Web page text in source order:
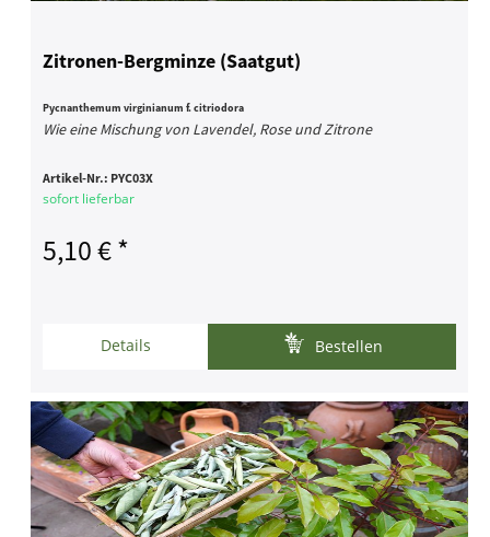
Zitronen-Bergminze (Saatgut)
Pycnanthemum virginianum f. citriodora
Wie eine Mischung von Lavendel, Rose und Zitrone
Artikel-Nr.: PYC03X
sofort lieferbar
5,10 € *
Details Bestellen